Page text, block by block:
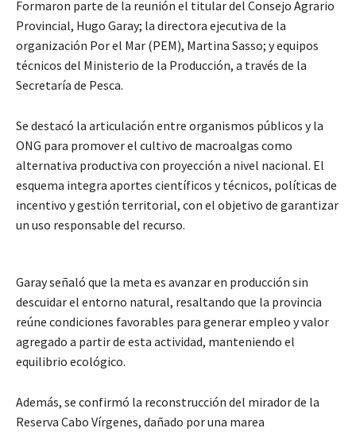
Formaron parte de la reunión el titular del Consejo Agrario
Provincial, Hugo Garay; la directora ejecutiva de la
organización Por el Mar (PEM), Martina Sasso; y equipos
técnicos del Ministerio de la Producción, a través de la
Secretaría de Pesca.
Se destacó la articulación entre organismos públicos y la
ONG para promover el cultivo de macroalgas como
alternativa productiva con proyección a nivel nacional. El
esquema integra aportes científicos y técnicos, políticas de
incentivo y gestión territorial, con el objetivo de garantizar
un uso responsable del recurso.
Garay señaló que la meta es avanzar en producción sin
descuidar el entorno natural, resaltando que la provincia
reúne condiciones favorables para generar empleo y valor
agregado a partir de esta actividad, manteniendo el
equilibrio ecológico.
Además, se confirmó la reconstrucción del mirador de la
Reserva Cabo Vírgenes, dañado por una marea